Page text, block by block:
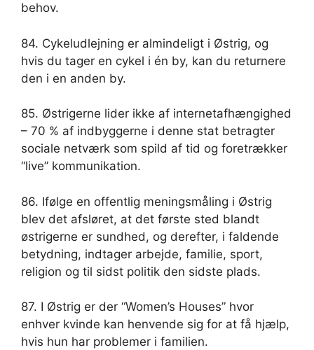
behov.
84. Cykeludlejning er almindeligt i Østrig, og
hvis du tager en cykel i én by, kan du returnere
den i en anden by.
85. Østrigerne lider ikke af internetafhængighed
– 70 % af indbyggerne i denne stat betragter
sociale netværk som spild af tid og foretrækker
“live” kommunikation.
86. Ifølge en offentlig meningsmåling i Østrig
blev det afsløret, at det første sted blandt
østrigerne er sundhed, og derefter, i faldende
betydning, indtager arbejde, familie, sport,
religion og til sidst politik den sidste plads.
87. I Østrig er der “Women’s Houses” hvor
enhver kvinde kan henvende sig for at få hjælp,
hvis hun har problemer i familien.